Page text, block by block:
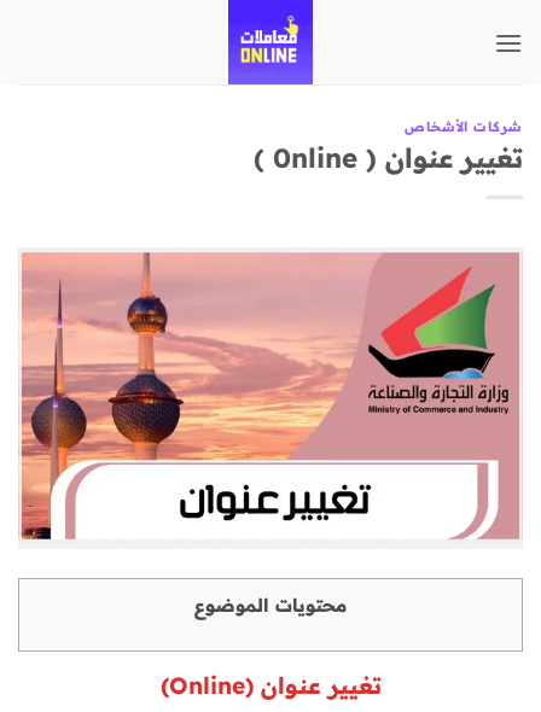
للمحتوى
شركات الأشخاص
تغيير عنوان ( 0nline )
محتويات الموضوع
تغيير عنوان (Online)